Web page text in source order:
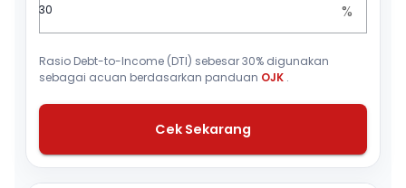
%
Rasio Debt-to-Income (DTI) sebesar 30% digunakan
sebagai acuan berdasarkan panduan OJK .
Cek Sekarang